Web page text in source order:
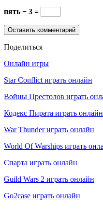
пять − 3 =
Поделиться
Онлайн игры
Star Conflict играть онлайн
Войны Престолов играть
Кодекс Пирата играть онлайн
War Thunder играть онлайн
World Of Warships играть
Спарта играть онлайн
Guild Wars 2 играть онлайн
Go2case играть онлайн